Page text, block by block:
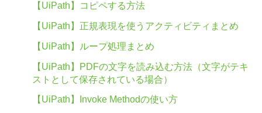
【UiPath】コピペする方法
【UiPath】正規表現を使うアクティビティまとめ
【UiPath】ループ処理まとめ
【UiPath】PDFの文字を読み込む方法（文字がテキ
ストとして保存されている場合）
【UiPath】Invoke Methodの使い方